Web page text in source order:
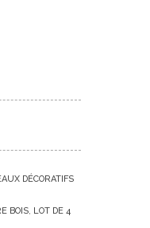
DÉCORATIFS
BOIS LOT DE 4